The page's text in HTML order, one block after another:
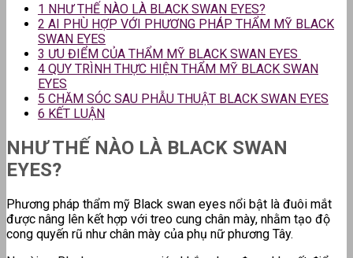
1 NHƯ THẾ NÀO LÀ BLACK SWAN EYES?
2 AI PHÙ HỢP VỚI PHƯƠNG PHÁP THẨM MỸ BLACK
SWAN EYES
3 ƯU ĐIỂM CỦA THẨM MỸ BLACK SWAN EYES
4 QUY TRÌNH THỰC HIỆN THẨM MỸ BLACK SWAN
EYES
5 CHĂM SÓC SAU PHẪU THUẬT BLACK SWAN EYES
6 KẾT LUẬN
NHƯ THẾ NÀO LÀ BLACK SWAN
EYES?
Phương pháp thẩm mỹ Black swan eyes nổi bật là đuôi mắt
được nâng lên kết hợp với treo cung chân mày, nhằm tạo độ
cong quyến rũ như chân mày của phụ nữ phương Tây.